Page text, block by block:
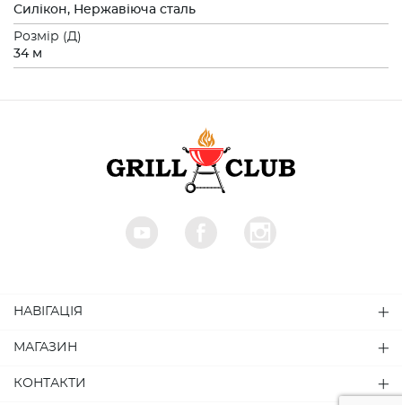
Силікон, Нержавіюча сталь
Розмiр (Д)
34 м
НАВІГАЦІЯ
МАГАЗИН
КОНТАКТИ